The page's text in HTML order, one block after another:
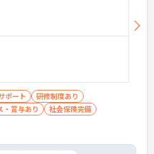
ポート
研修制度あり
・賞与あり
社会保険完備